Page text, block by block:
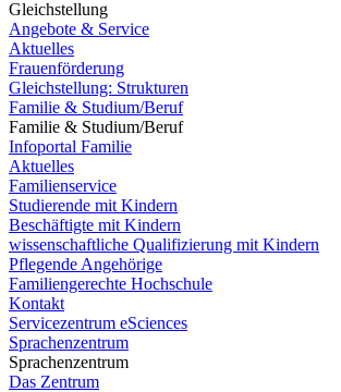
Gleichstellung
Angebote & Service
Aktuelles
Frauenförderung
Gleichstellung: Strukturen
Familie & Studium/Beruf
Familie & Studium/Beruf
Infoportal Familie
Aktuelles
Familienservice
Studierende mit Kindern
Beschäftigte mit Kindern
wissenschaftliche Qualifizierung mit Kindern
Pflegende Angehörige
Familiengerechte Hochschule
Kontakt
Servicezentrum eSciences
Sprachenzentrum
Sprachenzentrum
Das Zentrum